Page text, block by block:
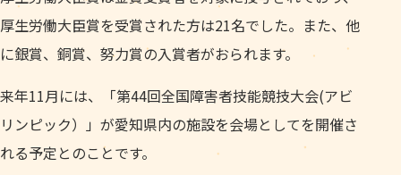
厚生労働大臣賞を受賞された方は21名でした。また、他
に銀賞、銅賞、努力賞の入賞者がおられます。
来年11月には、「第44回全国障害者技能競技大会(アビ
リンピック）」が愛知県内の施設を会場としてを開催さ
れる予定とのことです。